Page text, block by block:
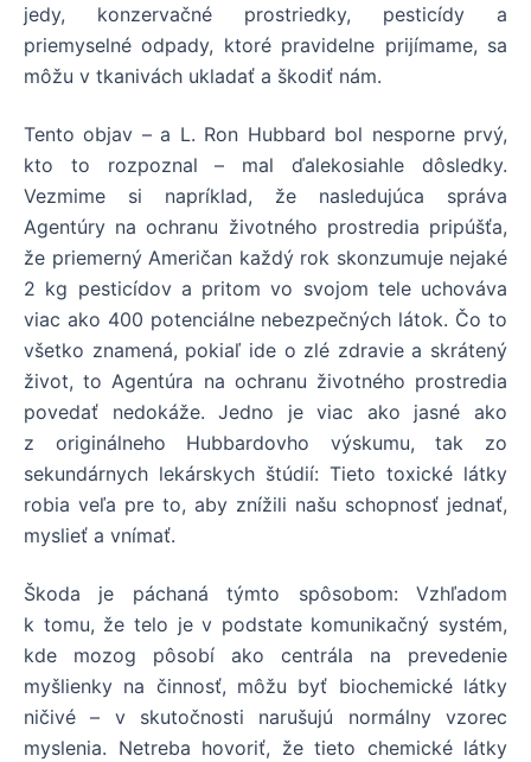
jedy, konzervačné prostriedky, pesticídy a
priemyselné odpady, ktoré pravidelne prijímame, sa
môžu v tkanivách ukladať a škodiť nám.
Tento objav – a L. Ron Hubbard bol nesporne prvý,
kto to rozpoznal – malďalekosiahle dôsledky.
Vezmime si napríklad, že nasledujúca správa
Agentúry na ochranu životného prostredia pripúšťa,
že priemerný Američan každý rok skonzumuje nejaké
2 kg pesticídov a pritom vo svojom tele uchováva
viac ako 400 potenciálne nebezpečných látok. Čo to
všetko znamená, pokiaľ ide o zlé zdravie a skrátený
život, to Agentúra na ochranu životného prostredia
povedať nedokáže. Jedno je viac ako jasné ako
z originálneho Hubbardovho výskumu, tak zo
sekundárnych lekárskych štúdií: Tieto toxické látky
robia veľa pre to, aby znížili našu schopnosť jednať,
myslieť a vnímať.
Škoda je páchaná týmto spôsobom: Vzhľadom
k tomu, že telo je v podstate komunikačný systém,
kde mozog pôsobí ako centrála na prevedenie
myšlienky na činnosť, môžu byť biochemické látky
ničivé – v skutočnosti narušujú normálny vzorec
myslenia. Netreba hovoriť, že tieto chemické látky